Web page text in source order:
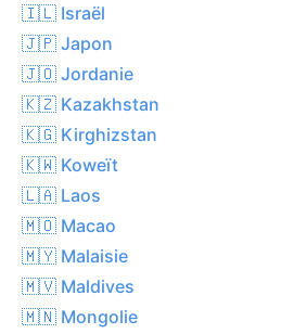
🇮🇱 Israël
🇯🇵 Japon
🇯🇴 Jordanie
🇰🇿 Kazakhstan
🇰🇬 Kirghizstan
🇰🇼 Koweït
🇱🇦 Laos
🇲🇴 Macao
🇲🇾 Malaisie
🇲🇻 Maldives
🇲🇳 Mongolie